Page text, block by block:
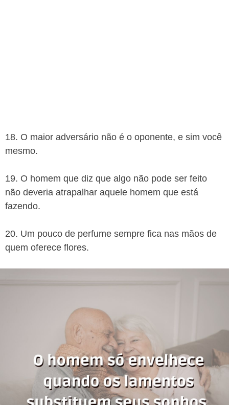
18. O maior adversário não é o oponente, e sim você
mesmo.
19. O homem que diz que algo não pode ser feito
não deveria atrapalhar aquele homem que está
fazendo.
20. Um pouco de perfume sempre fica nas mãos de
quem oferece flores.